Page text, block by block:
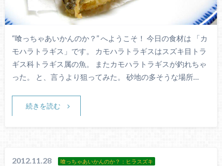
“喰っちゃあいかんのか？” へようこそ！ 今日の食材は 「カ
モハラトラギス」です。 カモハラトラギスはスズキ目トラ
ギス科トラギス属の魚。 またカモハラトラギスが釣れちゃ
った。 と、言うより狙ってみた。 砂地の多そうな場所…
続きを読む
2012.11.28 喰っちゃあいかんのか？：ヒラスズキ